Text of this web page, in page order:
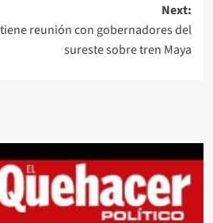
Next:
reunión con gobernadores del
sureste sobre tren Maya